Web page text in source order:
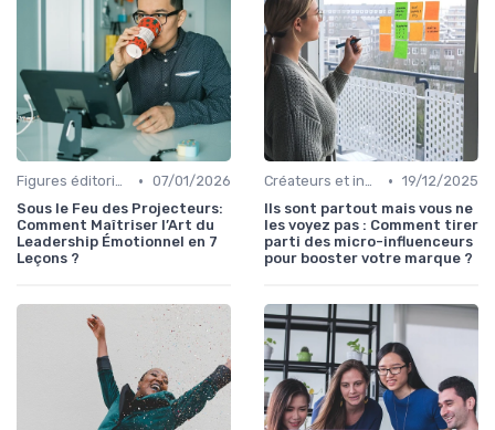
Figures éditoriales • 07/01/2026
Sous le Feu des Projecteurs:
Comment Maîtriser l’Art du
Leadership Émotionnel en 7
Leçons ?
Créateurs et influence • 19/12/2025
Ils sont partout mais vous ne
les voyez pas : Comment tirer
parti des micro-influenceurs
pour booster votre marque ?